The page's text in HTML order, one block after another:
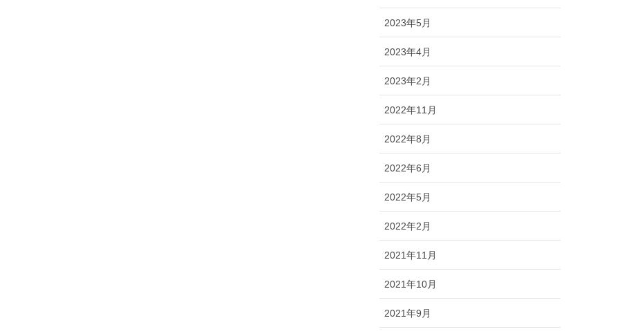
2023年5月
2023年4月
2023年2月
2022年11月
2022年8月
2022年6月
2022年5月
2022年2月
2021年11月
2021年10月
2021年9月